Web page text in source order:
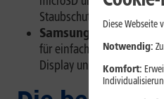
Staubschutz
Samsung Galaxy A17
für einfache
Display und langer
Diese Webseite
Notwendig:
Komfort: